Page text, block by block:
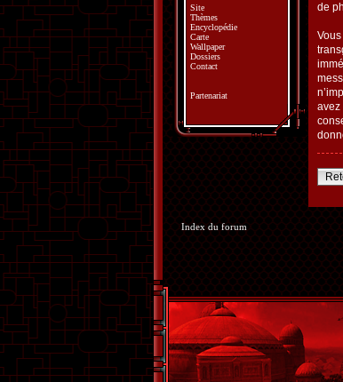
de
avez
Site
Thèmes
Encyclopédie
Carte
Wallpaper
Dossiers
Contact
Partenariat
Index du forum